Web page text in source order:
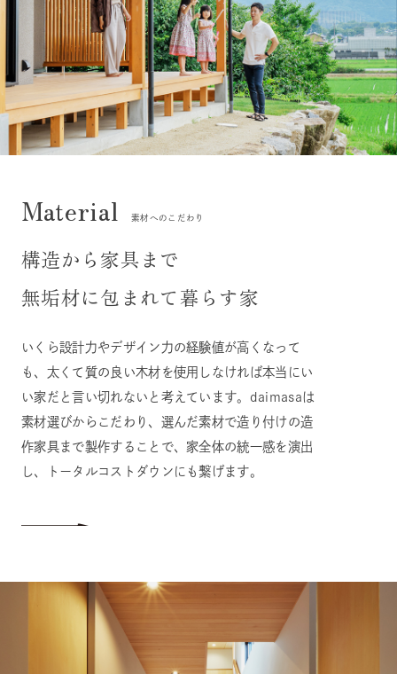
“a nice to have”
by daimasa.
素材へのこだわり
構造から家具まで
無垢材に包まれて暮らす家
いくら設計力やデザイン力の経験値が高くなって
も、太くて質の良い木材を使用しなければ本当にい
い家だと言い切れないと考えています。daimasaは
素材選びからこだわり、選んだ素材で造り付けの造
作家具まで製作することで、家全体の統一感を演出
し、トータルコストダウンにも繋げます。